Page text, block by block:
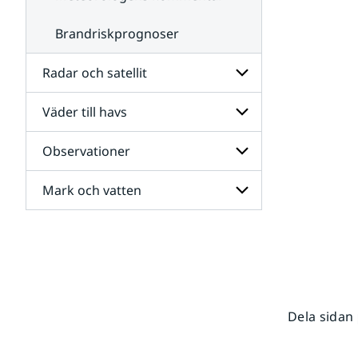
Brandriskprognoser
Radar och satellit
Undersidor
för
Radar
och
satellit
Väder till havs
Undersidor
för
Väder
till
havs
Observationer
Undersidor
för
Mark och vatten
Dela sidan